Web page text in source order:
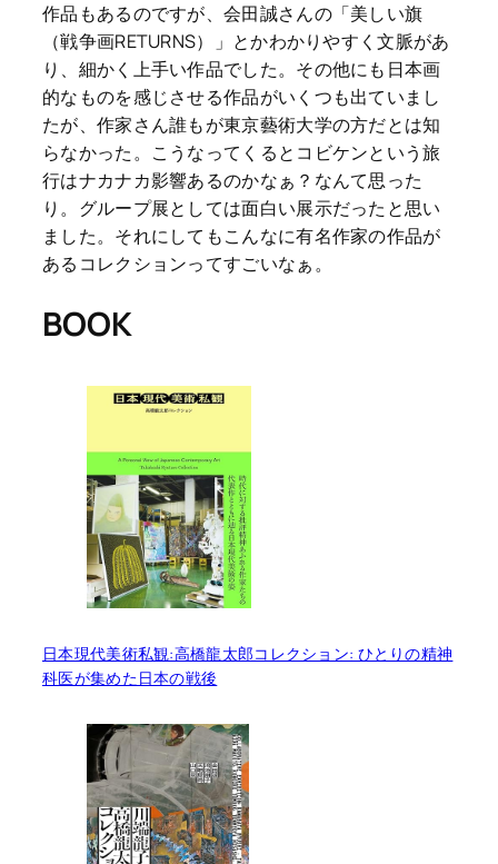
作品もあるのですが、会田誠さんの「美しい旗
（戦争画RETURNS）」とかわかりやすく文脈があ
り、細かく上手い作品でした。その他にも日本画
的なものを感じさせる作品がいくつも出ていまし
たが、作家さん誰もが東京藝術大学の方だとは知
らなかった。こうなってくるとコビケンという旅
行はナカナカ影響あるのかなぁ？なんて思った
り。グループ展としては面白い展示だったと思い
ました。それにしてもこんなに有名作家の作品が
あるコレクションってすごいなぁ。
BOOK
日本現代美術私観:高橋龍太郎コレクション: ひとりの精神
科医が集めた日本の戦後